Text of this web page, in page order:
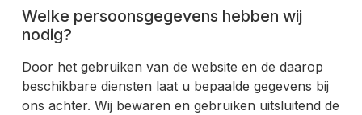
Welke persoonsgegevens hebben wij
nodig?
Door het gebruiken van de website en de daarop
beschikbare diensten laat u bepaalde gegevens bij
ons achter. Wij bewaren en gebruiken uitsluitend de